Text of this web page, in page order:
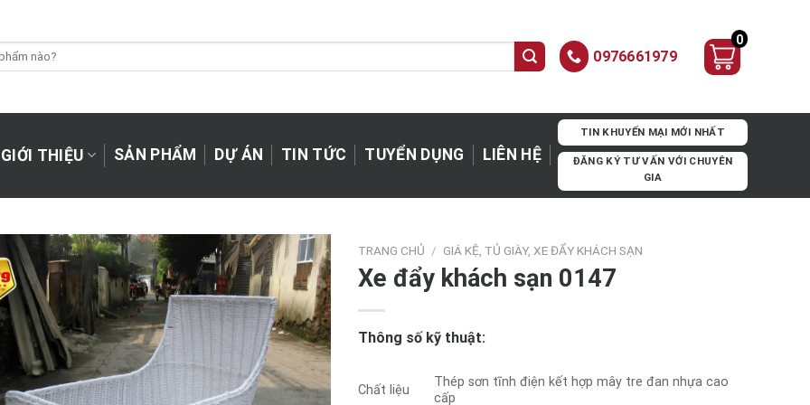
0976661979
0
GIỚI THIỆU SẢN PHẨM DỰ ÁN TIN TỨC TUYỂN DỤNG LIÊN HỆ
TIN KHUYẾN MẠI MỚI NHẤT
ĐĂNG KÝ TƯ VẤN VỚI CHUYÊN
GIA
TRANG CHỦ / GIÁ KỆ, TỦ GIÀY, XE ĐẨY KHÁCH SẠN
Xe đẩy khách sạn 0147
Thông số kỹ thuật:
Chất liệu
Thép sơn tĩnh điện kết hợp mây tre đan nhựa cao
cấp